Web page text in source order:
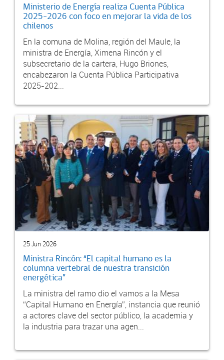
Ministerio de Energía realiza Cuenta Pública
2025-2026 con foco en mejorar la vida de los
chilenos
En la comuna de Molina, región del Maule, la
ministra de Energía, Ximena Rincón y el
subsecretario de la cartera, Hugo Briones,
encabezaron la Cuenta Pública Participativa
2025-202...
25 Jun 2026
Ministra Rincón: “El capital humano es la
columna vertebral de nuestra transición
energética”
La ministra del ramo dio el vamos a la Mesa
“Capital Humano en Energía”, instancia que reunió
a actores clave del sector público, la academia y
la industria para trazar una agen...